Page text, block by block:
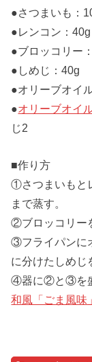
●さつまいも：
●レンコン：40g
●ブロッコリー
●しめじ：40g
●オリーブオイ
●オリーブオイ
じ2
■作り方
①さつまいもと
まで蒸す。
②ブロッコリー
③フライパンに
に分けたしめじ
④器に②と③を
和風「ごま風味」